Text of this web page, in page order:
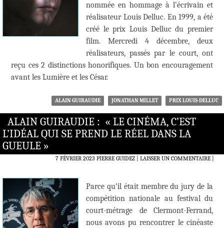
nommée en hommage à l’écrivain et
réalisateur Louis Delluc. En 1999, a été
créé le prix Louis Delluc du premier
film. Mercredi 4 décembre, deux
réalisateurs, passés par le court, ont
reçu ces 2 distinctions honorifiques. Un bon encouragement
avant les Lumière et les César.
ALAIN GUIRAUDIE JONATHAN MILLET PRIX LOUIS-DELLUC
ALAIN GUIRAUDIE : « LE CINÉMA, C’EST
L’IDÉAL QUI SE PREND LE RÉEL DANS LA
GUEULE »
7 FÉVRIER 2023 PIERRE GUIDEZ LAISSER UN COMMENTAIRE|
Parce qu’il était membre du jury de la
compétition nationale au festival du
court-métrage de Clermont-Ferrand,
nous avons pu rencontrer le cinéaste